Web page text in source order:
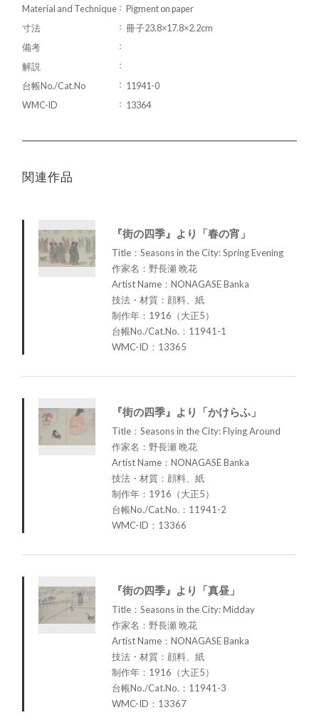
Material and Technique
Pigment on paper
寸法
冊子23.8×17.8×2.2cm
備考
解説
台帳No./Cat.No
11941-0
WMC-ID
13364
関連作品
『街の四季』より「春の宵」
Title：Seasons in the City: Spring Evening
作家名：野長瀬 晩花
Artist Name：NONAGASE Banka
技法・材質：顔料、紙
制作年：1916（大正5）
台帳No./Cat.No.：11941-1
WMC-ID：13365
『街の四季』より「かけらふ」
Title：Seasons in the City: Flying Around
作家名：野長瀬 晩花
Artist Name：NONAGASE Banka
技法・材質：顔料、紙
制作年：1916（大正5）
台帳No./Cat.No.：11941-2
WMC-ID：13366
『街の四季』より「真昼」
Title：Seasons in the City: Midday
作家名：野長瀬 晩花
Artist Name：NONAGASE Banka
技法・材質：顔料、紙
制作年：1916（大正5）
台帳No./Cat.No.：11941-3
WMC-ID：13367